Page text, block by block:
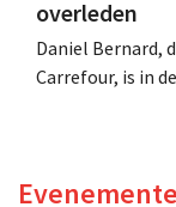
overleden
Daniel Bernard,
Carrefour, is in